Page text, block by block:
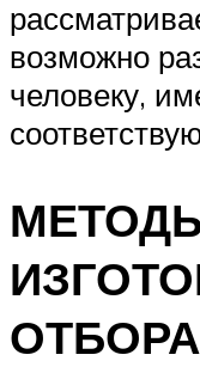
возможно
человеку,